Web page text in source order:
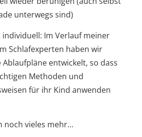
unterwegs sind)
individuell: Im Verlauf meiner
Schlafexperten haben wir
entwickelt, so dass
Methoden und
für ihr Kind anwenden
noch vieles mehr…